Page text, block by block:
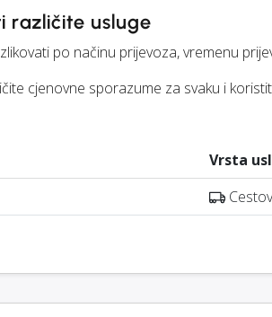
različite usluge
po načinu prijevoza, vremenu
cjenovne sporazume za svaku i
Vrsta